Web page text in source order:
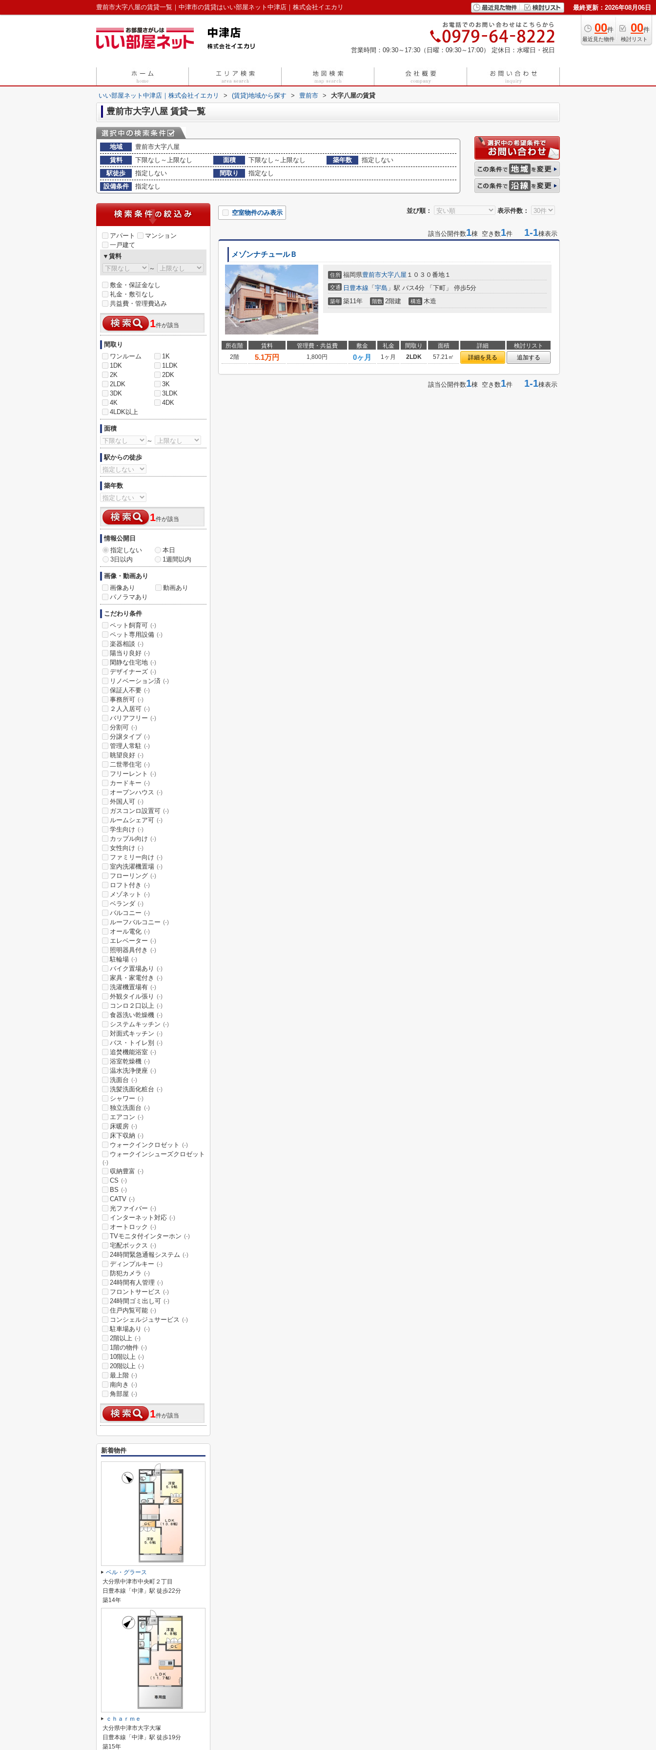
豊前市大字八屋の賃貸一覧｜中津市の賃貸はいい部屋ネット中津店｜株式会社イエカリ 最終更新：2026年08月06日
00件
最近見た物件
00件
検討リスト
営業時間：09:30～17:30（日曜：09:30～17:00） 定休日：水曜日・祝日
いい部屋ネット中津店｜株式会社イエカリ > (賃貸)地域から探す > 豊前市 > 大字八屋の賃貸
豊前市大字八屋 賃貸一覧
地域
豊前市大字八屋
賃料
下限なし～上限なし 面積 下限なし～上限なし 築年数
指定しない
駅徒歩
指定しない 間取り
指定なし
設備条件
指定なし
並び順： 表示件数：
空室物件のみ表示
該当公開件数1棟 空き数1件 1-1棟表示
メゾンナチュールＢ
住所 福岡県豊前市大字八屋 １０３０番地１
交通 日豊本線 「 宇島 」駅 バス4分 「下町」 停歩5分
築年 築11年 階数 2階建 構造 木造
所在階 賃料 管理費・共益費 敷金 礼金 間取り 面積 詳細
検討リスト
2階
5.1万円 1,800円 0ヶ月 1ヶ月 2LDK 57.21㎡ 詳細を見る 追加する
該当公開件数1棟 空き数1件 1-1棟表示
アパート
マンション
一戸建て
▼賃料
～
敷金・保証金なし
礼金・敷引なし
共益費・管理費込み
1件が該当
間取り
ワンルーム
1K
1DK
1LDK
2K
2DK
2LDK
3K
3DK
3LDK
4K
4DK
4LDK以上
面積
～
駅からの徒歩
築年数
1件が該当
情報公開日
指定しない
本日
3日以内
1週間以内
画像・動画あり
画像あり
動画あり
パノラマあり
こだわり条件
ペット飼育可 (-)
ペット専用設備 (-)
楽器相談 (-)
陽当り良好 (-)
閑静な住宅地 (-)
デザイナーズ (-)
リノベーション済 (-)
保証人不要 (-)
事務所可 (-)
２人入居可 (-)
バリアフリー (-)
分割可 (-)
分譲タイプ (-)
管理人常駐 (-)
眺望良好 (-)
二世帯住宅 (-)
フリーレント (-)
カードキー (-)
オープンハウス (-)
外国人可 (-)
ガスコンロ設置可 (-)
ルームシェア可 (-)
学生向け (-)
カップル向け (-)
女性向け (-)
ファミリー向け (-)
室内洗濯機置場 (-)
フローリング (-)
ロフト付き (-)
メゾネット (-)
ベランダ (-)
バルコニー (-)
ルーフバルコニー (-)
オール電化 (-)
エレベーター (-)
照明器具付き (-)
駐輪場 (-)
バイク置場あり (-)
家具・家電付き (-)
洗濯機置場有 (-)
外観タイル張り (-)
コンロ２口以上 (-)
食器洗い乾燥機 (-)
システムキッチン (-)
対面式キッチン (-)
バス・トイレ別 (-)
追焚機能浴室 (-)
浴室乾燥機 (-)
温水洗浄便座 (-)
洗面台 (-)
洗髪洗面化粧台 (-)
シャワー (-)
独立洗面台 (-)
エアコン (-)
床暖房 (-)
床下収納 (-)
ウォークインクロゼット (-)
ウォークインシューズクロゼット
(-)
収納豊富 (-)
CS (-)
BS (-)
CATV (-)
光ファイバー (-)
インターネット対応 (-)
オートロック (-)
TVモニタ付インターホン (-)
宅配ボックス (-)
24時間緊急通報システム (-)
ディンプルキー (-)
防犯カメラ (-)
24時間有人管理 (-)
フロントサービス (-)
24時間ゴミ出し可 (-)
住戸内覧可能 (-)
コンシェルジュサービス (-)
駐車場あり (-)
2階以上 (-)
1階の物件 (-)
10階以上 (-)
20階以上 (-)
最上階 (-)
南向き (-)
角部屋 (-)
1件が該当
新着物件
ベル・グラース
大分県中津市中央町２丁目
日豊本線「中津」駅 徒歩22分
築14年
ｃｈａｒｍｅ
大分県中津市大字大塚
日豊本線「中津」駅 徒歩19分
築15年